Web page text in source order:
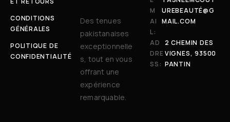
CONDITIONS
GÉNÉRALES
POLITIQUE DE
CONFIDENTIALITÉ
Des tenues
pakistanaises
exceptionnelle
s, tout en vous
offrant une
expérience
remarquable.
M
AI
L:
UREBEAUTÉ@G
MAIL.COM
AD
DRE
SS:
2 CHEMIN DES
VIGNES, 93500
PANTIN